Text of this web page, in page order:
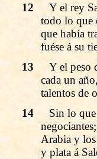
12
Y el rey
todo lo que
que había
fuése á su
13
Y el peso
cada un
talentos de
14
Sin lo
Arabia y
y plata á